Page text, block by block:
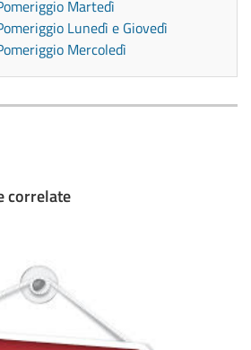
Martedì
Lunedì e Giovedì
Mercoledì
correlate